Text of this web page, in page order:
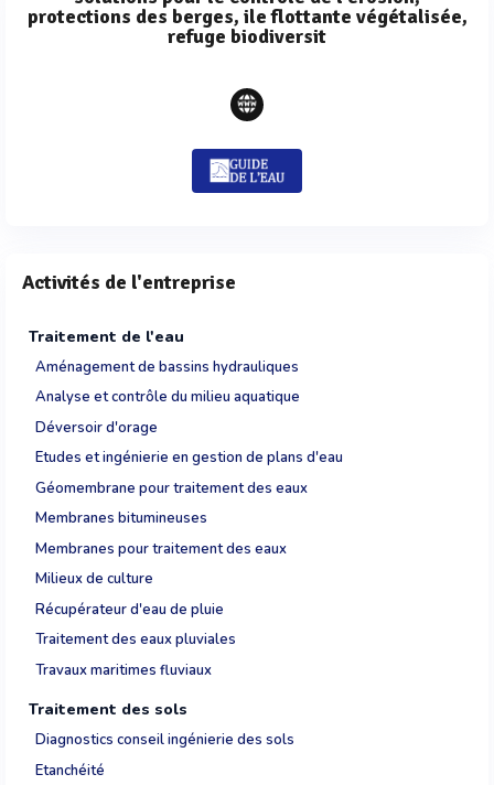
protections des berges, ile flottante végétalisée,
refuge biodiversit
Activités de l'entreprise
Traitement de l'eau
Aménagement de bassins hydrauliques
Analyse et contrôle du milieu aquatique
Déversoir d'orage
Etudes et ingénierie en gestion de plans d'eau
Géomembrane pour traitement des eaux
Membranes bitumineuses
Membranes pour traitement des eaux
Milieux de culture
Récupérateur d'eau de pluie
Traitement des eaux pluviales
Travaux maritimes fluviaux
Traitement des sols
Diagnostics conseil ingénierie des sols
Etanchéité